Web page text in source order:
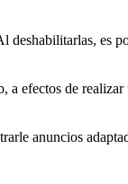
deshabilitarlas, es
efectos de
anuncios